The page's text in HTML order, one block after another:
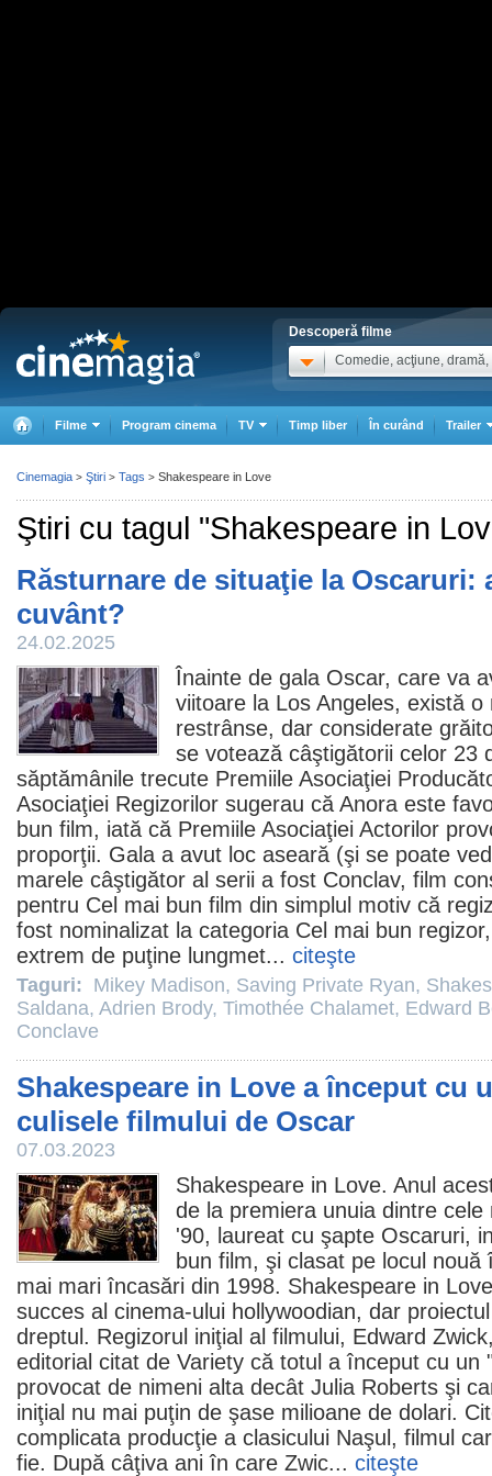
Descoperă filme
Comedie, acţiune, dramă,
Filme Program cinema TV Timp liber În curând Trailer
Ştiri cu tagul "Shakespeare in
Răsturnare de situaţie la
cuvânt?
24.02.2025
Înainte de gala Oscar, care va
viitoare la Los Angeles, există
restrânse, dar considerate
se votează câştigătorii celor 23
săptămânile trecute Premiile Asociaţiei
Asociaţiei Regizorilor sugerau că Anora este
bun film, iată că Premiile Asociaţiei Actorilor
proporţii. Gala a avut loc aseară (şi se poate
marele câştigător al serii a fost Conclav, film
pentru Cel mai bun film din simplul motiv că
fost nominalizat la categoria Cel mai bun
extrem de puţine lungmet... citeşte
Taguri: Mikey Madison, Saving Private Ryan,
Saldana, Adrien Brody, Timothée Chalamet, Edward
Conclave
Shakespeare in Love a început cu
culisele filmului de Oscar
07.03.2023
Shakespeare in Love. Anul
de la premiera unuia dintre
'90, laureat cu şapte Oscaruri,
bun film, şi clasat pe locul
mai mari încasări din 1998. Shakespeare in
succes al cinema-ului hollywoodian, dar
dreptul. Regizorul iniţial al filmului, Edward Zwick
editorial citat de Variety că totul a început cu un
provocat de nimeni alta decât Julia Roberts şi
iniţial nu mai puţin de şase milioane de dolari.
complicata producţie a clasicului Naşul, filmul
fie. După câţiva ani în care Zwic... citeşte
Cinemagia > Ştiri > Tags > Shakespeare in Love